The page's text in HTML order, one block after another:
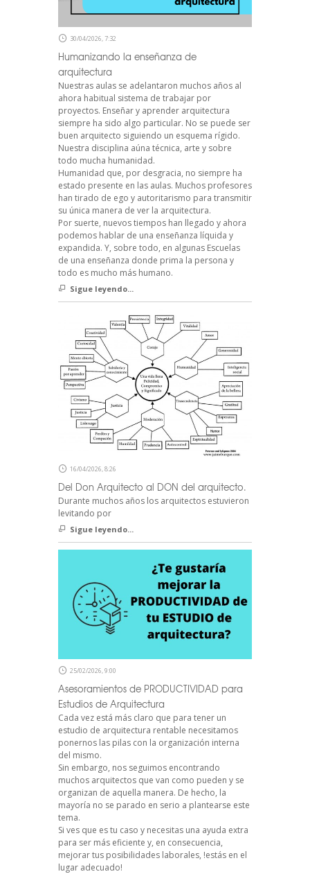
30/04/2026, 7:32
Humanizando la enseñanza de
arquitectura
Nuestras aulas se adelantaron muchos años al
ahora habitual sistema de trabajar por
proyectos. Enseñar y aprender arquitectura
siempre ha sido algo particular. No se puede ser
buen arquitecto siguiendo un esquema rígido.
Nuestra disciplina aúna técnica, arte y sobre
todo mucha humanidad.
Humanidad que, por desgracia, no siempre ha
estado presente en las aulas. Muchos profesores
han tirado de ego y autoritarismo para transmitir
su única manera de ver la arquitectura.
Por suerte, nuevos tiempos han llegado y ahora
podemos hablar de una enseñanza líquida y
expandida. Y, sobre todo, en algunas Escuelas
de una enseñanza donde prima la persona y
todo es mucho más humano.
Sigue leyendo...
16/04/2026, 8:26
Del Don Arquitecto al DON del arquitecto.
Durante muchos años los arquitectos estuvieron
levitando por
Sigue leyendo...
25/02/2026, 9:00
Asesoramientos de PRODUCTIVIDAD para
Estudios de Arquitectura
Cada vez está más claro que para tener un
estudio de arquitectura rentable necesitamos
ponernos las pilas con la organización interna
del mismo.
Sin embargo, nos seguimos encontrando
muchos arquitectos que van como pueden y se
organizan de aquella manera. De hecho, la
mayoría no se parado en serio a plantearse este
tema.
Si ves que es tu caso y necesitas una ayuda extra
para ser más eficiente y, en consecuencia,
mejorar tus posibilidades laborales, !estás en el
lugar adecuado!